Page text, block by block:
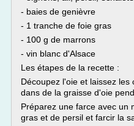
- baies de genièvre
- 1 tranche de foie gras
- 100 g de marrons
- vin blanc d'Alsace
Les étapes de la recette :
Découpez l'oie et laissez les
dans de la graisse d'oie
Préparez une farce avec un
gras et de persil et farcir la